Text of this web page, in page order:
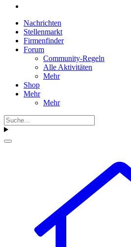
Nachrichten
Stellenmarkt
Firmenfinder
Forum
Community-Regeln
Alle Aktivitäten
Mehr
Shop
Mehr
Mehr